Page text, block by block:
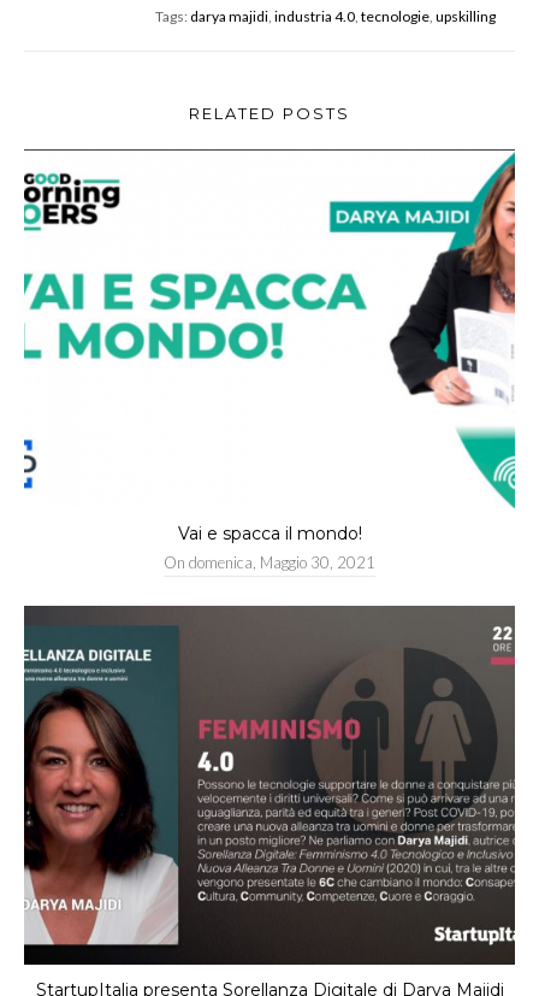
progetto
con
Tags: darya majidi industria 4.0 tecnologie upskilling
RELATED POSTS
Vai e spacca il mondo!
On domenica, Maggio 30, 2021
StartupItalia presenta Sorellanza Digitale di Darya Majidi